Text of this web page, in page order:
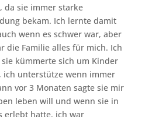
da sie immer starke
bekam. Ich lernte damit
wenn es schwer war, aber
die Familie alles für mich. Ich
kümmerte sich um Kinder
ich unterstütze wenn immer
vor 3 Monaten sagte sie mir
leben will und wenn sie in
erlebt hatte, ich war